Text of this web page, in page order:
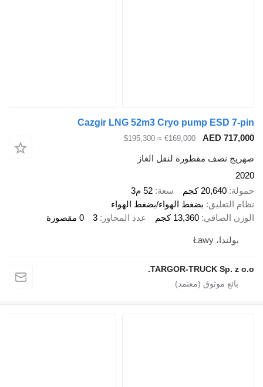
Cazgir LNG 52m3 Cryo pump ESD
AED
€169,000
≈ $195,300
نصف مقطورة لنقل الغاز
20,640 كجم سعة
52 م3
بضغط الهواء/بضغط الهواء
الصافي
13,360 كجم عدد المحاور 3 0 مقصورة
TARGOR-TRUCK Sp.